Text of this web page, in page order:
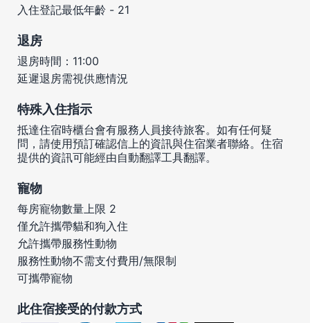
入住登記最低年齡 - 21
退房
退房時間：11:00
延遲退房需視供應情況
特殊入住指示
抵達住宿時櫃台會有服務人員接待旅客。如有任何疑
問，請使用預訂確認信上的資訊與住宿業者聯絡。住宿
提供的資訊可能經由自動翻譯工具翻譯。
寵物
每房寵物數量上限 2
僅允許攜帶貓和狗入住
允許攜帶服務性動物
服務性動物不需支付費用/無限制
可攜帶寵物
此住宿接受的付款方式